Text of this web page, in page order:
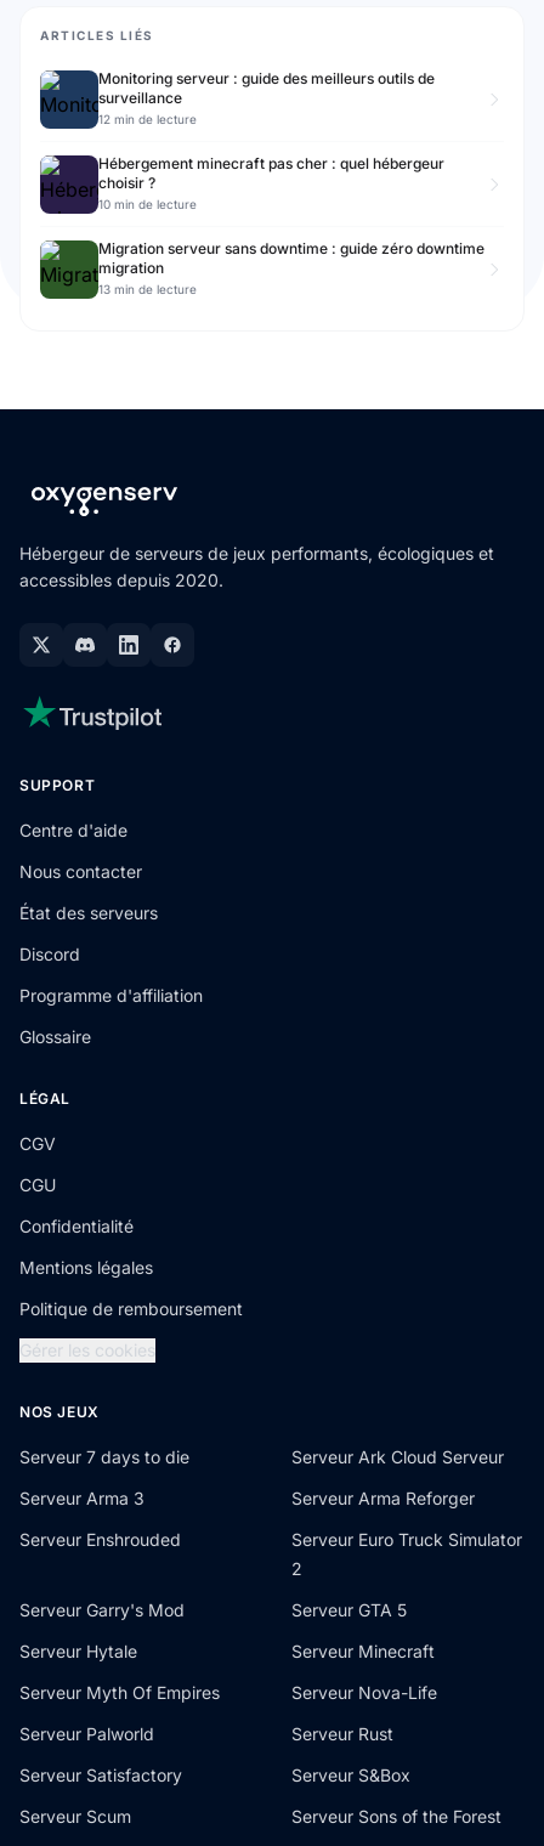
ARTICLES LIÉS
Monitoring serveur : guide des meilleurs outils de
surveillance
12 min de lecture
Hébergement minecraft pas cher : quel hébergeur
choisir ?
10 min de lecture
Migration serveur sans downtime : guide zéro downtime
migration
13 min de lecture
Hébergeur de serveurs de jeux performants, écologiques et
accessibles depuis 2020.
SUPPORT
Centre d'aide
Nous contacter
État des serveurs
Discord
Programme d'affiliation
Glossaire
LÉGAL
CGV
CGU
Confidentialité
Mentions légales
Politique de remboursement
Gérer les cookies
NOS JEUX
Serveur 7 days to die
Serveur Ark Cloud Serveur
Serveur Arma 3
Serveur Arma Reforger
Serveur Enshrouded
Serveur Euro Truck Simulator
2
Serveur Garry's Mod
Serveur GTA 5
Serveur Hytale
Serveur Minecraft
Serveur Myth Of Empires
Serveur Nova-Life
Serveur Palworld
Serveur Rust
Serveur Satisfactory
Serveur S&Box
Serveur Scum
Serveur Sons of the Forest